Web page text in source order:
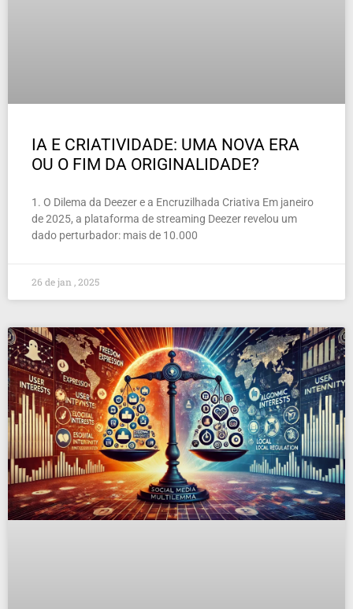
IA E CRIATIVIDADE: UMA NOVA ERA
OU O FIM DA ORIGINALIDADE?
1. O Dilema da Deezer e a Encruzilhada Criativa Em janeiro
de 2025, a plataforma de streaming Deezer revelou um
dado perturbador: mais de 10.000
26 de jan , 2025